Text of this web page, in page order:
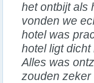
het ontbijt als
vonden we
hotel was
hotel ligt
Alles was
zouden